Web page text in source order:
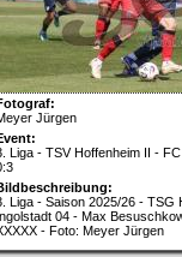
Jürgen
Liga - TSV Hoffenheim II -
Liga - Saison 2025/26 - TSG
04 - Max
- Foto: Meyer Jürgen